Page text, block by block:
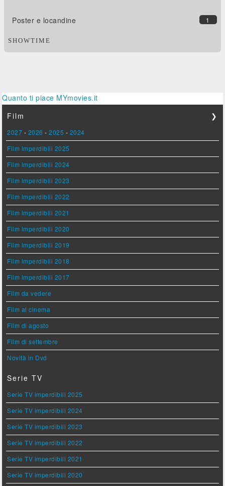
1
Poster e locandine
SHOWTIME
Quanto ti piace MYmovies.it
Film
❯
2027 - 2026 -2025 - 2024
Film imperdibili 2025
Film imperdibili 2024
Film imperdibili 2023
Film imperdibili 2022
Film imperdibili 2021
Film imperdibili 2020
Film imperdibili 2019
Film imperdibili 2018
Film imperdibili 2017
Film da vedere
Film al cinema
Film di agosto
Film di settembre
Novità in Dvd
Serie TV
Serie TV imperdibili 2025
Serie TV imperdibili 2024
Serie TV imperdibili 2023
Serie TV imperdibili 2022
Serie TV imperdibili 2021
Serie TV imperdibili 2020